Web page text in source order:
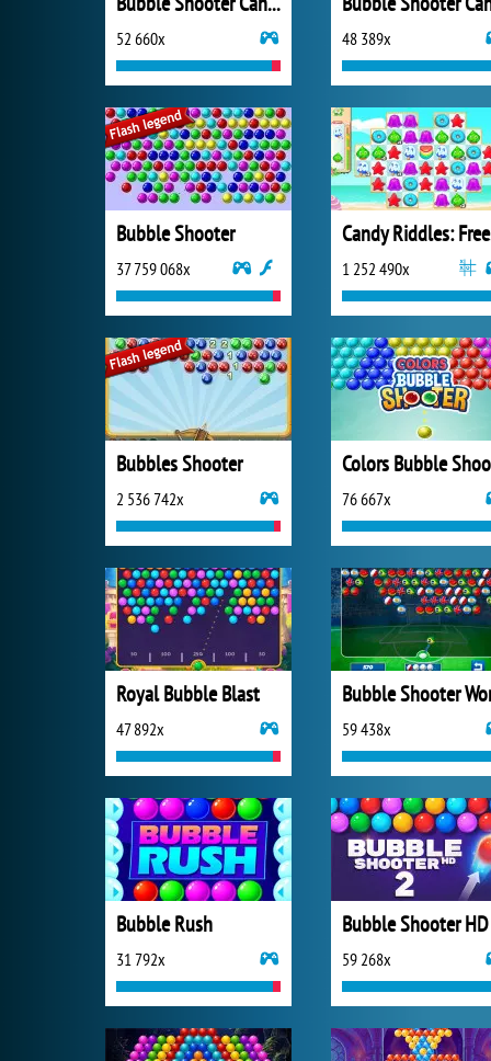
52 660x 48 389x
Bubble Shooter
37 759 068x 1 252 490x
Bubbles Shooter
2 536 742x 76 667x
Royal Bubble Blast
47 892x 59 438x
Bubble Rush
31 792x
Bubble Shooter
59 268x